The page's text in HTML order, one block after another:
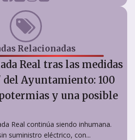
Relacionadas
Real tras las medidas
Ayuntamiento: 100
y una posible
Real continúa siendo inhumana.
suministro eléctrico, con...